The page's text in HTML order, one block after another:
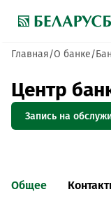
Главная О банке
Центр
Запись на
Общее